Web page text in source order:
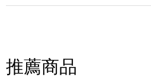
推薦商品